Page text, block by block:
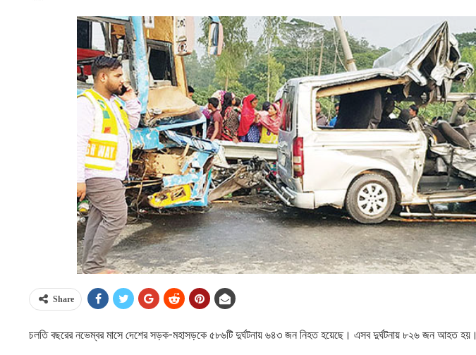
Share
চলতি বছরের নভেম্বর মাসে দেশের সড়ক-মহাসড়কে ৫৮৬টি দুর্ঘটনায় ৬৪৩ জন নিহত হয়েছে। এসব দুর্ঘটনায় ৮২৬ জন আহত হয়।